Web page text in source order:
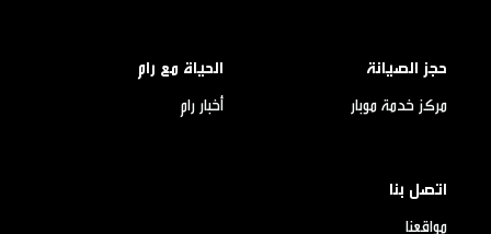
حجز الصيانة
مركز خدمة موبار
الحياة مع رام
أخبار رام
اتصل بنا
مواقعنا